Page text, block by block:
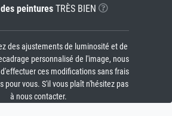
peinturesTRÈS BIEN
des ajustements de luminosité et de
personnalisé de l'image, nous
ces modifications sans frais
pour vous. S'il vous plaît n'hésitez pas
à nous contacter.